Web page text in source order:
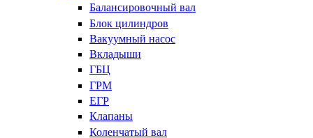
Балансировочный вал
Блок цилиндров
Вакуумный насос
Вкладыши
ГБЦ
ГРМ
ЕГР
Клапаны
Коленчатый вал